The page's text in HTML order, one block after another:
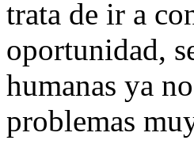
trata de ir a
oportunidad,
humanas ya
problemas